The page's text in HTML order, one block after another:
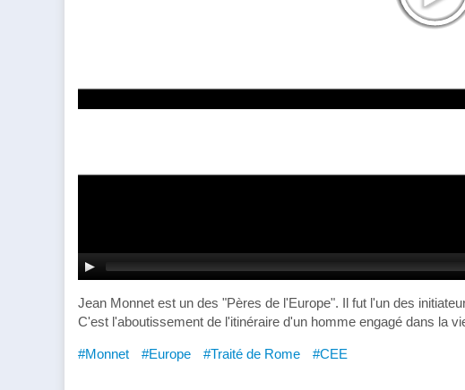
Jean Monnet est un des "Pères de l'Europe". Il fut l'un des
C'est l'aboutissement de l'itinéraire d'un homme engagé dans la
#Monnet #Europe #Traité de Rome #CEE